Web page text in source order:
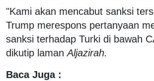
"Kami akan mencabut sanksi
Trump merespons pertanyaan
sanksi terhadap Turki di bawah
dikutip lamanAljazirah.
Baca Juga :